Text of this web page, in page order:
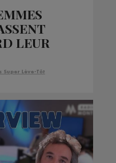
LEUR
PLUTOT
!
Super Lève-Tôt